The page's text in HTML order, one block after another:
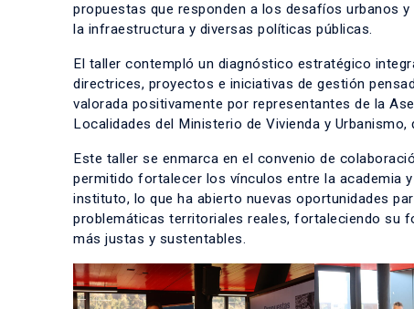
propuestas que responden a los desafíos urbanos
la infraestructura y diversas políticas públicas.
El taller contempló un diagnóstico estratégico
directrices, proyectos e iniciativas de gestión
valorada positivamente por representantes de la
Localidades del Ministerio de Vivienda y
Este taller se enmarca en el convenio de
permitido fortalecer los vínculos entre la academia
instituto, lo que ha abierto nuevas oportunidades
problemáticas territoriales reales, fortaleciendo su
más justas y sustentables.